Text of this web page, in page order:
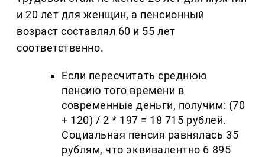
и 20 лет для женщин, а пенсионный
возраст составлял 60 и 55 лет
соответственно.
Если пересчитать среднюю
пенсию того времени в
современные деньги, получим: (70
+ 120) / 2 * 197 = 18 715 рублей.
Социальная пенсия равнялась 35
рублям, что эквивалентно 6 895